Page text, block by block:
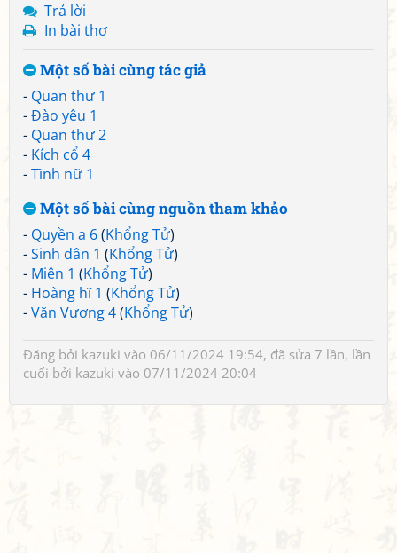
Trả lời
In bài thơ
Một số bài cùng tác giả
- Quan thư 1
-Đào yêu 1
- Quan thư 2
- Kích cổ 4
-Tĩnh nữ 1
Một số bài cùng nguồn tham khảo
- Quyền a 6(Khổng Tử)
-Sinh dân 1 (Khổng Tử)
- Miên 1 (Khổng Tử)
- Hoàng hĩ 1 (Khổng Tử)
-Văn Vương 4(Khổng Tử)
Đăng bởi kazuki vào 06/11/2024 19:54, đã sửa 7 lần, lần
cuối bởi kazuki vào 07/11/2024 20:04